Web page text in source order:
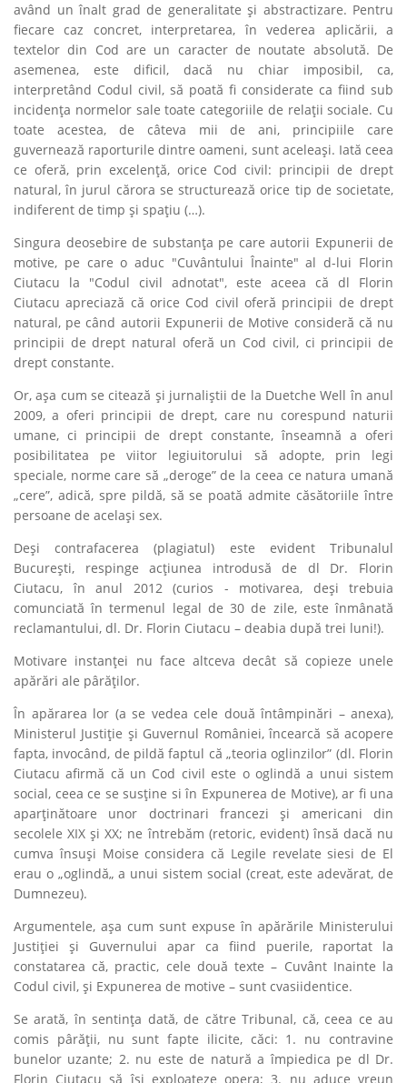
având un înalt grad de generalitate şi abstractizare. Pentru
fiecare caz concret, interpretarea, în vederea aplicării, a
textelor din Cod are un caracter de noutate absolută. De
asemenea, este dificil, dacă nu chiar imposibil, ca,
interpretând Codul civil, să poată fi considerate ca fiind sub
incidenţa normelor sale toate categoriile de relaţii sociale. Cu
toate acestea, de câteva mii de ani, principiile care
guvernează raporturile dintre oameni, sunt aceleaşi. Iată ceea
ce oferă, prin excelenţă, orice Cod civil: principii de drept
natural, în jurul cărora se structurează orice tip de societate,
indiferent de timp şi spaţiu (…).
Singura deosebire de substanţa pe care autorii Expunerii de
motive, pe care o aduc "Cuvântului Înainte" al d-lui Florin
Ciutacu la "Codul civil adnotat", este aceea că dl Florin
Ciutacu apreciază că orice Cod civil oferă principii de drept
natural, pe când autorii Expunerii de Motive consideră că nu
principii de drept natural oferă un Cod civil, ci principii de
drept constante.
Or, aşa cum se citează şi jurnaliştii de la Duetche Well în anul
2009, a oferi principii de drept, care nu corespund naturii
umane, ci principii de drept constante, înseamnă a oferi
posibilitatea pe viitor legiuitorului să adopte, prin legi
speciale, norme care să „deroge” de la ceea ce natura umană
„cere”, adică, spre pildă, să se poată admite căsătoriile între
persoane de acelaşi sex.
Deşi contrafacerea (plagiatul) este evident Tribunalul
Bucureşti, respinge acţiunea introdusă de dl Dr. Florin
Ciutacu, în anul 2012 (curios - motivarea, deşi trebuia
comunciată în termenul legal de 30 de zile, este înmânată
reclamantului, dl. Dr. Florin Ciutacu – deabia după trei luni!).
Motivare instanţei nu face altceva decât să copieze unele
apărări ale pârăţilor.
În apărarea lor (a se vedea cele două întâmpinări – anexa),
Ministerul Justiţie şi Guvernul României, încearcă să acopere
fapta, invocând, de pildă faptul că „teoria oglinzilor” (dl. Florin
Ciutacu afirmă că un Cod civil este o oglindă a unui sistem
social, ceea ce se susţine si în Expunerea de Motive), ar fi una
aparţinătoare unor doctrinari francezi şi americani din
secolele XIX şi XX; ne întrebăm (retoric, evident) însă dacă nu
cumva însuşi Moise considera că Legile revelate siesi de El
erau o „oglindă„ a unui sistem social (creat, este adevărat, de
Dumnezeu).
Argumentele, aşa cum sunt expuse în apărările Ministerului
Justiţiei şi Guvernului apar ca fiind puerile, raportat la
constatarea că, practic, cele două texte – Cuvânt Inainte la
Codul civil, şi Expunerea de motive – sunt cvasiidentice.
Se arată, în sentinţa dată, de către Tribunal, că, ceea ce au
comis pârăţii, nu sunt fapte ilicite, căci: 1. nu contravine
bunelor uzante; 2. nu este de natură a împiedica pe dl Dr.
Florin Ciutacu să îşi exploateze opera; 3. nu aduce vreun